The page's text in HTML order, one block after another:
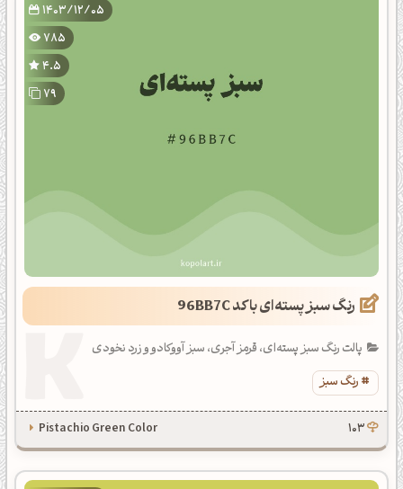
1403/12/05
785
4.5
79
رنگ سبز پسته‌ای با کد 96BB7C
پالت رنگ سبز پسته‌ای، قرمز آجری، سبز آووکادو و زرد نخودی
رنگ سبز
103
Pistachio Green Color